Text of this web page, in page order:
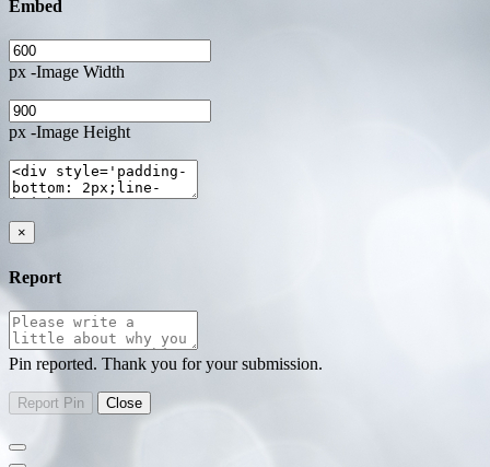
Embed
px -Image Width
px -Image Height
×
Report
Pin reported. Thank you for your submission.